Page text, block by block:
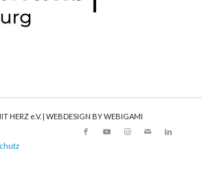
HERZ e.V. | WEBDESIGN BY WEBIGAMI